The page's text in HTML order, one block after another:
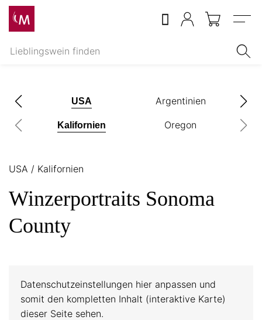
Menu
USA Argentinien
Kalifornien Oregon
USA / Kalifornien
Winzerportraits Sonoma
County
Datenschutzeinstellungen hier anpassen und
somit den kompletten Inhalt (interaktive Karte)
dieser Seite sehen.